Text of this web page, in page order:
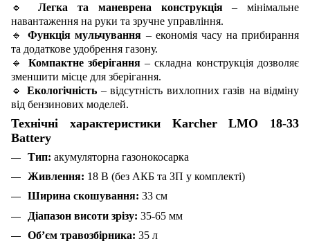
🔹
Легка та маневрена конструкція– мінімальне
навантаження на руки та зручне управління.
🔹
Функція мульчування – економія часу на прибирання
та додаткове удобрення газону.
🔹
Компактне зберігання– складна конструкція дозволяє
зменшити місце для зберігання.
🔹
Екологічність – відсутність вихлопних газів на відміну
від бензинових моделей.
Технічні характеристики Karcher LMO 18-33
Battery
Тип: акумуляторна газонокосарка
Живлення: 18 В (без АКБ та ЗП у комплекті)
Ширина скошування: 33 см
Діапазон висоти зрізу: 35-65 мм
Об’єм травозбірника: 35 л